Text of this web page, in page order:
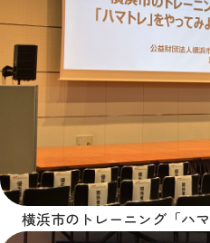
横浜市のトレーニング「ハ